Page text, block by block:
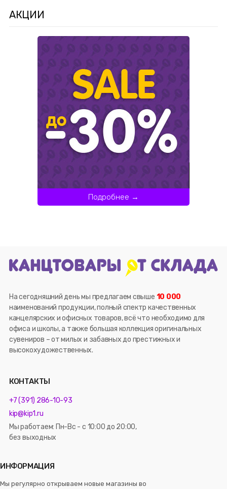
АКЦИИ
Подробнее →
На сегодняшний день мы предлагаем свыше 10 000
наименований продукции, полный спектр качественных
канцелярских и офисных товаров, всё что необходимо для
офиса и школы, а также большая коллекция оригинальных
сувениров – от милых и забавных до престижных и
высокохудожественных.
КОНТАКТЫ
+7 (391) 286-10-93
kip@kip1.ru
Мы работаем: Пн-Вс - с 10:00 до 20:00,
без выходных
ИНФОРМАЦИЯ
Мы регулярно открываем новые магазины во